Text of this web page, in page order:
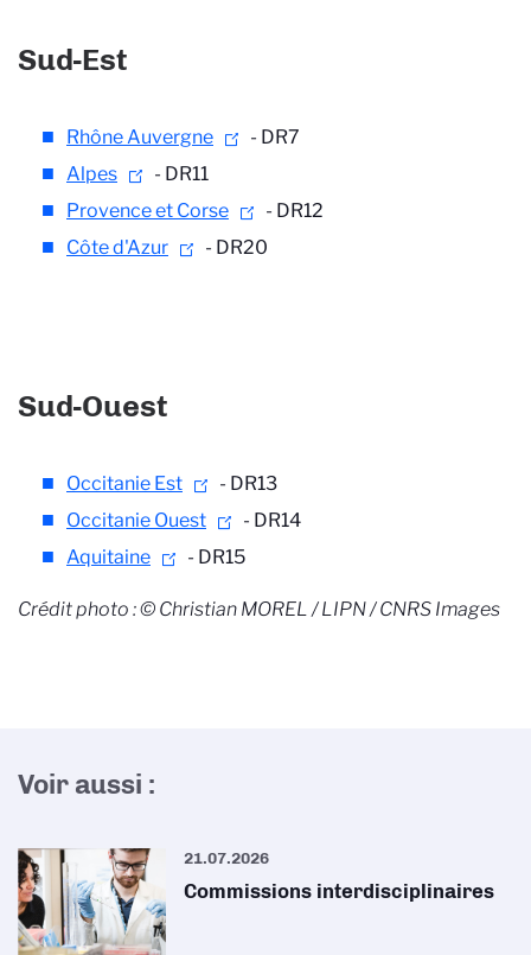
Sud-Est
Rhône Auvergne
- DR7
Alpes
- DR11
Provence et Corse
- DR12
Côte d'Azur
- DR20
Sud-Ouest
Occitanie Est
- DR13
Occitanie Ouest
- DR14
Aquitaine
- DR15
Crédit photo : © Christian MOREL / LIPN / CNRS Images
Voir aussi :
21.07.2026
Commissions interdisciplinaires